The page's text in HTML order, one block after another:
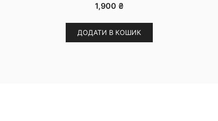
1,900 ₴
ДОДАТИ В КОШИК